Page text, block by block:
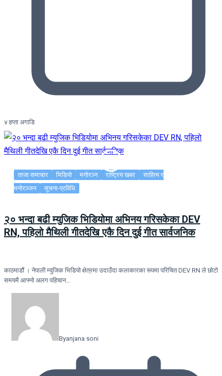
४ हप्ता अगाडि
ताजा समाचार भिडियो मनोरञ्न राष्ट्रिय खबर
साहित्य र
मनोरञ्जन
सूचना-प्रविधि
२० भन्दा बढी म्युजिक भिडियोमा अभिनय गरिसकेका DEV
RN, पहिलो मैथिली गीतदेखि एकै दिन दुई गीत सार्वजनिक
काठमाडौं । नेपाली म्युजिक भिडियो क्षेत्रमा उदाउँदा कलाकारका रूपमा परिचित DEV RN ले छोटो
समयमै आफ्नो अलग पहिचान…
Byanjana soni